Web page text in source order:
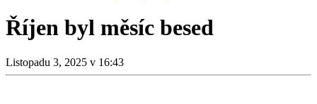
Říjen byl měsíc besed
Listopadu 3, 2025 v 16:43